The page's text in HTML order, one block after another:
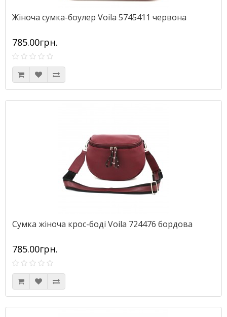
Жіноча сумка-боулер Voila 5745411 червона
785.00грн.
Сумка жіноча крос-боді Voila 724476 бордова
785.00грн.